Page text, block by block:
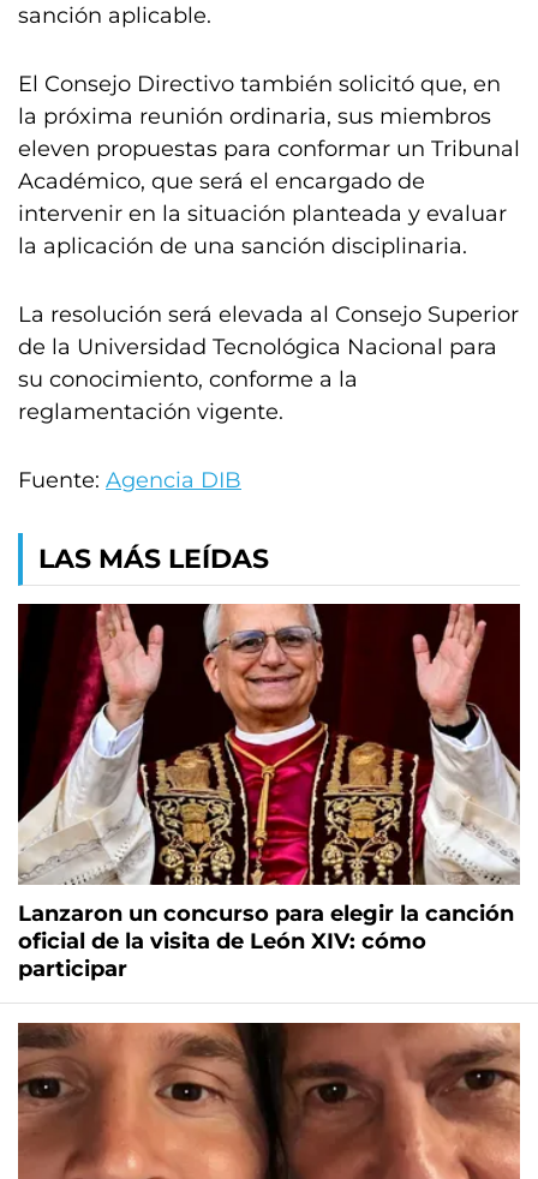
sanción aplicable.
El Consejo Directivo también solicitó que, en
la próxima reunión ordinaria, sus miembros
eleven propuestas para conformar un Tribunal
Académico, que será el encargado de
intervenir en la situación planteada y evaluar
la aplicación de una sanción disciplinaria.
La resolución será elevada al Consejo Superior
de la Universidad Tecnológica Nacional para
su conocimiento, conforme a la
reglamentación vigente.
Fuente: Agencia DIB
LAS MÁS LEÍDAS
Lanzaron un concurso para elegir la canción
oficial de la visita de León XIV: cómo
participar